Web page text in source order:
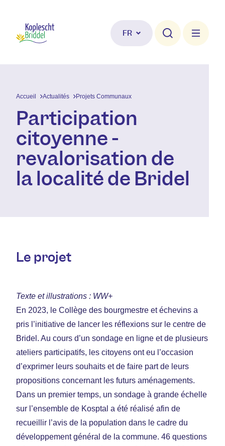
FR
Accueil Actualités Projets Communaux
Participation
citoyenne -
revalorisation de
la localité de Bridel
Le projet
Texte et illustrations : WW+
En 2023, le Collège des bourgmestre et échevins a
pris l’initiative de lancer les réflexions sur le centre de
Bridel. Au cours d’un sondage en ligne et de plusieurs
ateliers participatifs, les citoyens ont eu l’occasion
d’exprimer leurs souhaits et de faire part de leurs
propositions concernant les futurs aménagements.
Dans un premier temps, un sondage à grande échelle
sur l’ensemble de Kosptal a été réalisé afin de
recueillir l’avis de la population dans le cadre du
développement général de la commune. 46 questions